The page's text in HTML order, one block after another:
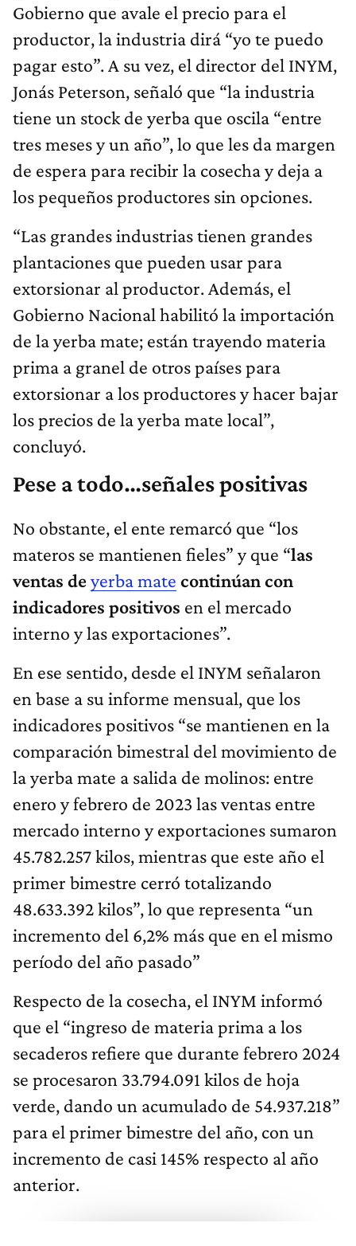
Gobierno que avale el precio para el
productor, la industria dirá “yo te puedo
pagar esto”. A su vez, el director del INYM,
Jonás Peterson, señaló que “la industria
tiene un stock de yerba que oscila “entre
tres meses y un año”, lo que les da margen
de espera para recibir la cosecha y deja a
los pequeños productores sin opciones.
“Las grandes industrias tienen grandes
plantaciones que pueden usar para
extorsionar al productor. Además, el
Gobierno Nacional habilitó la importación
de la yerba mate; están trayendo materia
prima a granel de otros países para
extorsionar a los productores y hacer bajar
los precios de la yerba mate local”,
concluyó.
Pese a todo…señales positivas
No obstante, el ente remarcó que “los
materos se mantienen fieles” y que “las
ventas deyerba mate continúan con
indicadores positivos en el mercado
interno y las exportaciones”.
En ese sentido, desde el INYM señalaron
en base a su informe mensual, que los
indicadores positivos “se mantienen en la
comparación bimestral del movimiento de
la yerba mate a salida de molinos: entre
enero y febrero de 2023 las ventas entre
mercado interno y exportaciones sumaron
45.782.257 kilos, mientras que este año el
primer bimestre cerró totalizando
48.633.392 kilos”, lo que representa “un
incremento del 6,2% más que en el mismo
período del año pasado”
Respecto de la cosecha, el INYM informó
que el “ingreso de materia prima a los
secaderos refiere que durante febrero 2024
se procesaron 33.794.091 kilos de hoja
verde, dando un acumulado de 54.937.218”
para el primer bimestre del año, con un
incremento de casi 145% respecto al año
anterior.